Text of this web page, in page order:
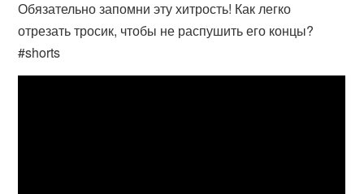
Обязательно запомни эту хитрость! Как легко
отрезать тросик, чтобы не распушить его концы?
#shorts